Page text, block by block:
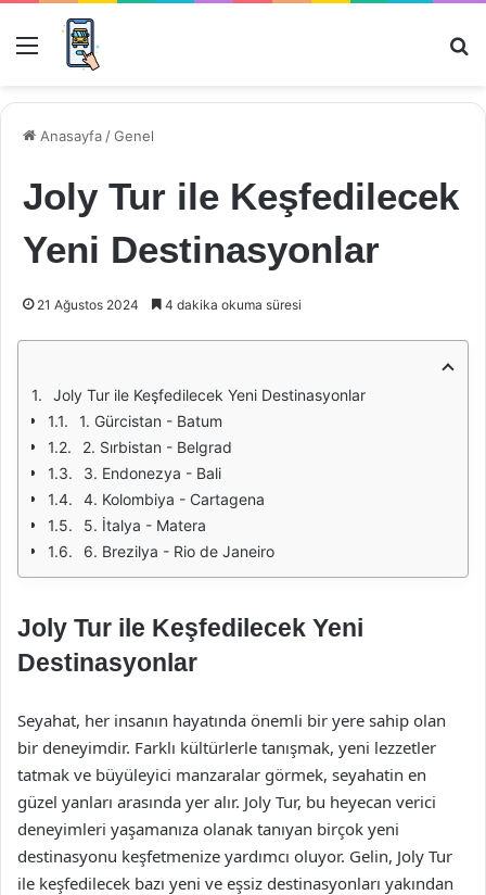
Menü
Anasayfa /Genel
Joly Tur ile Keşfedilecek
Yeni Destinasyonlar
21 Ağustos 2024 4 dakika okuma süresi
Joly Tur ile Keşfedilecek Yeni Destinasyonlar
1. Gürcistan - Batum
2. Sırbistan - Belgrad
3. Endonezya - Bali
4. Kolombiya - Cartagena
5. İtalya - Matera
6. Brezilya - Rio de Janeiro
Joly Tur ile Keşfedilecek Yeni
Destinasyonlar
Seyahat, her insanın hayatında önemli bir yere sahip olan
bir deneyimdir. Farklı kültürlerle tanışmak, yeni lezzetler
tatmak ve büyüleyici manzaralar görmek, seyahatin en
güzel yanları arasında yer alır. Joly Tur, bu heyecan verici
deneyimleri yaşamanıza olanak tanıyan birçok yeni
destinasyonu keşfetmenize yardımcı oluyor. Gelin, Joly Tur
ile keşfedilecek bazı yeni ve eşsiz destinasyonları yakından